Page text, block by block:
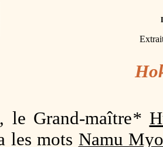
le Grand-maître*
les mots Namu